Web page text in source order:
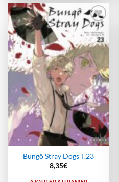
Ajouter
à la
wishlist
Bungô Stray Dogs T.23
8,35€